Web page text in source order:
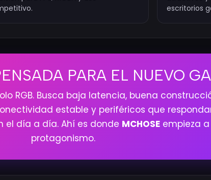
escritorios
PARA EL NUEVO
RGB. Busca baja latencia, buena
estable y periféricos que
día a día. Ahí es donde MCHOSE empieza
protagonismo.